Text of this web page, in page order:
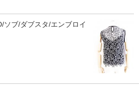
ソブ/ダブスタ/エンブロイ